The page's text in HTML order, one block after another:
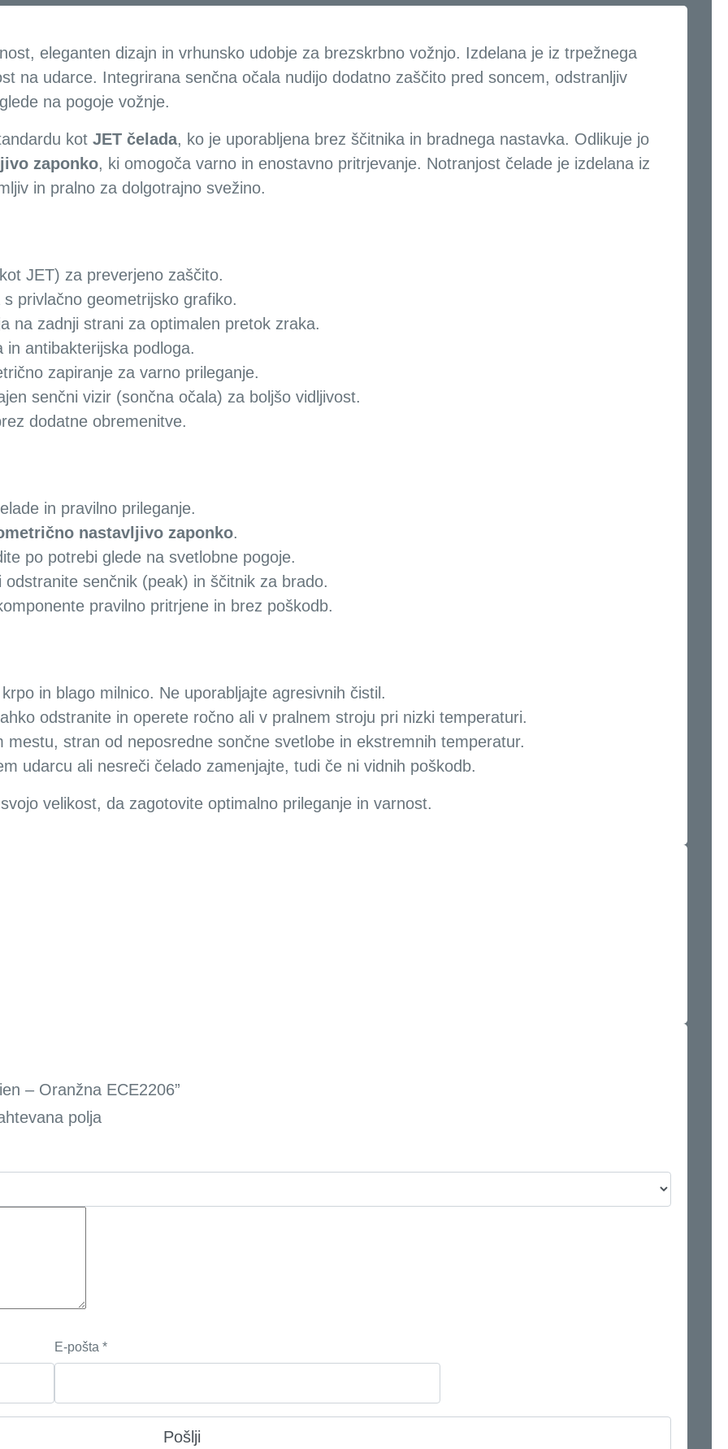
eleganten dizajn in vrhunsko udobje za brezskrbno vožnjo. Izdelana je iz trpežnega
na udarce. Integrirana senčna očala nudijo dodatno zaščito pred soncem, odstranljiv
na pogoje vožnje.
kot JET čelada, ko je uporabljena brez ščitnika in bradnega nastavka. Odlikuje jo
zaponko, ki omogoča varno in enostavno pritrjevanje. Notranjost čelade je izdelana iz
in pralno za dolgotrajno svežino.
JET) za preverjeno zaščito.
privlačno geometrijsko grafiko.
na zadnji strani za optimalen pretok zraka.
antibakterijska podloga.
zapiranje za varno prileganje.
senčni vizir (sončna očala) za boljšo vidljivost.
dodatne obremenitve.
in pravilno prileganje.
nastavljivo zaponko.
po potrebi glede na svetlobne pogoje.
senčnik (peak) in ščitnik za brado.
pravilno pritrjene in brez poškodb.
in blago milnico. Ne uporabljajte agresivnih čistil.
odstranite in operete ročno ali v pralnem stroju pri nizki temperaturi.
stran od neposredne sončne svetlobe in ekstremnih temperatur.
udarcu ali nesreči čelado zamenjajte, tudi če ni vidnih poškodb.
velikost, da zagotovite optimalno prileganje in varnost.
– Oranžna ECE2206”
polja
E-pošta*